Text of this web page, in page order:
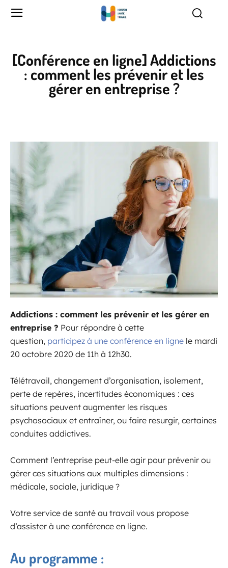
[Conférence en ligne] Addictions
: comment les prévenir et les
gérer en entreprise ?
Addictions : comment les prévenir et les gérer en
entreprise ? Pour répondre à cette
question, participez à une conférence en ligne le mardi
20 octobre 2020 de 11h à 12h30.
Télétravail, changement d’organisation, isolement,
perte de repères, incertitudes économiques : ces
situations peuvent augmenter les risques
psychosociaux et entraîner, ou faire resurgir, certaines
conduites addictives.
Comment l’entreprise peut-elle agir pour prévenir ou
gérer ces situations aux multiples dimensions :
médicale, sociale, juridique ?
Votre service de santé au travail vous propose
d’assister à une conférence en ligne.
Au programme :